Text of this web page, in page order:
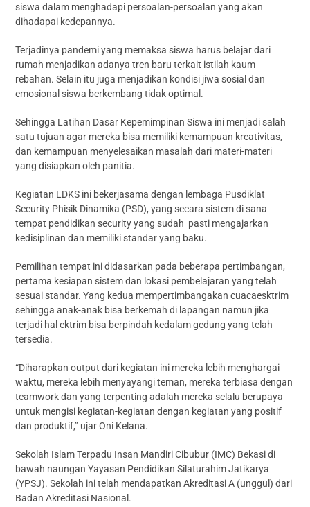
siswa dalam menghadapi persoalan-persoalan yang akan
dihadapai kedepannya.
Terjadinya pandemi yang memaksa siswa harus belajar dari
rumah menjadikan adanya tren baru terkait istilah kaum
rebahan. Selain itu juga menjadikan kondisi jiwa sosial dan
emosional siswa berkembang tidak optimal.
Sehingga Latihan Dasar Kepemimpinan Siswa ini menjadi salah
satu tujuan agar mereka bisa memiliki kemampuan kreativitas,
dan kemampuan menyelesaikan masalah dari materi-materi
yang disiapkan oleh panitia.
Kegiatan LDKS ini bekerjasama dengan lembaga Pusdiklat
Security Phisik Dinamika (PSD), yang secara sistem di sana
tempat pendidikan security yang sudah pasti mengajarkan
kedisiplinan dan memiliki standar yang baku.
Pemilihan tempat ini didasarkan pada beberapa pertimbangan,
pertama kesiapan sistem dan lokasi pembelajaran yang telah
sesuai standar. Yang kedua mempertimbangakan cuacaesktrim
sehingga anak-anak bisa berkemah di lapangan namun jika
terjadi hal ektrim bisa berpindah kedalam gedung yang telah
tersedia.
“Diharapkan output dari kegiatan ini mereka lebih menghargai
waktu, mereka lebih menyayangi teman, mereka terbiasa dengan
teamwork dan yang terpenting adalah mereka selalu berupaya
untuk mengisi kegiatan-kegiatan dengan kegiatan yang positif
dan produktif,” ujar Oni Kelana.
Sekolah Islam Terpadu Insan Mandiri Cibubur (IMC) Bekasi di
bawah naungan Yayasan Pendidikan Silaturahim Jatikarya
(YPSJ). Sekolah ini telah mendapatkan Akreditasi A (unggul) dari
Badan Akreditasi Nasional.